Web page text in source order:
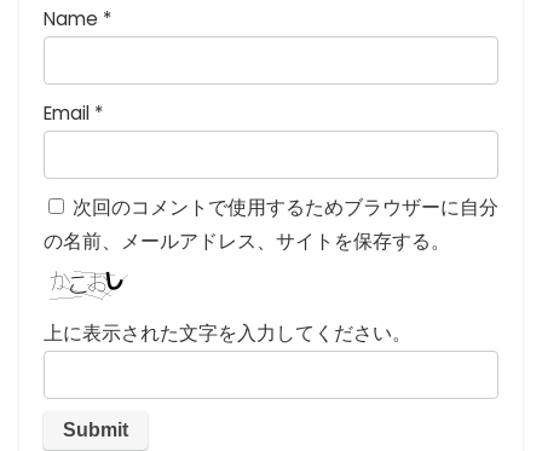
Name *
Email *
次回のコメントで使用するためブラウザーに自分
の名前、メールアドレス、サイトを保存する。
上に表示された文字を入力してください。